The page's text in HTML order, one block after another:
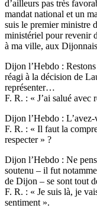
d’ailleurs pas très
mandat national et un
suis le premier ministre
ministériel pour revenir
à ma ville, aux
Dijon l’Hebdo :
réagi à la décision de
représenter…
F. R. : « J’ai salué avec
Dijon l’Hebdo : L’avez-
F. R. : « Il faut la
respecter » ?
Dijon l’Hebdo : Ne
soutenu – il fut
de Dijon – se sont tout
F. R. : « Je suis là, je
sentiment ».